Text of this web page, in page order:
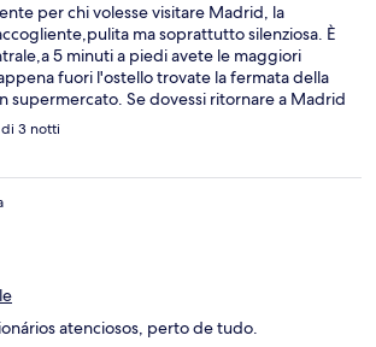
per chi volesse visitare Madrid, la
ma soprattutto silenziosa. È
5 minuti a piedi avete le maggiori
fuori l'ostello trovate la fermata della
supermercato. Se dovessi ritornare a Madrid
di soggiornare nuovamente lì.
3 notti
atenciosos, perto de tudo.